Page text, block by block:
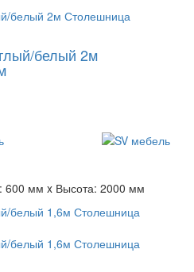
белый 2м
мм x Высота: 2000 мм